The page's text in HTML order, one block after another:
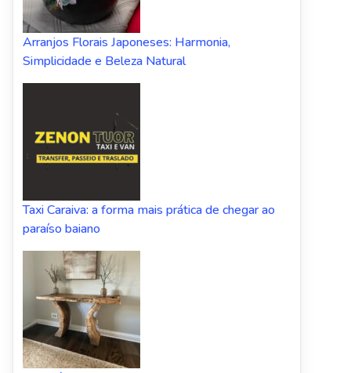
Arranjos Florais Japoneses: Harmonia,
Simplicidade e Beleza Natural
Taxi Caraiva: a forma mais prática de chegar ao
paraíso baiano